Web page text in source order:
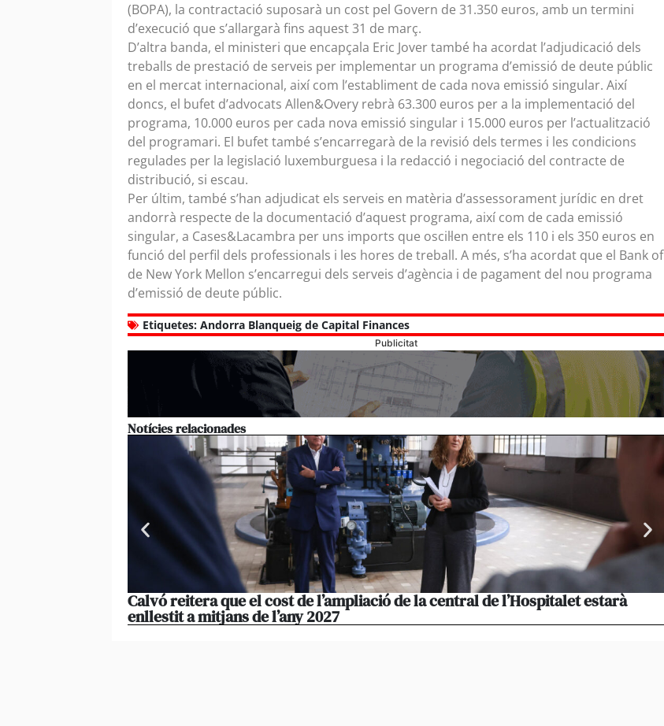
(BOPA), la contractació suposarà un cost pel Govern de 31.350 euros, amb un termini
d’execució que s’allargarà fins aquest 31 de març.
D’altra banda, el ministeri que encapçala Eric Jover també ha acordat l’adjudicació dels
treballs de prestació de serveis per implementar un programa d’emissió de deute públic
en el mercat internacional, així com l’establiment de cada nova emissió singular. Així
doncs, el bufet d’advocats Allen&Overy rebrà 63.300 euros per a la implementació del
programa, 10.000 euros per cada nova emissió singular i 15.000 euros per l’actualització
del programari. El bufet també s’encarregarà de la revisió dels termes i les condicions
regulades per la legislació luxemburguesa i la redacció i negociació del contracte de
distribució, si escau.
Per últim, també s’han adjudicat els serveis en matèria d’assessorament jurídic en dret
andorrà respecte de la documentació d’aquest programa, així com de cada emissió
singular, a Cases&Lacambra per uns imports que oscil·len entre els 110 i els 350 euros en
funció del perfil dels professionals i les hores de treball. A més, s’ha acordat que el Bank of
de New York Mellon s’encarregui dels serveis d’agència i de pagament del nou programa
d’emissió de deute públic.
Etiquetes: Andorra Blanqueig de Capital Finances
Publicitat
Notícies relacionades
Calvó reitera que el cost de l’ampliació de la central de l’Hospitalet estarà
enllestit a mitjans de l’any 2027